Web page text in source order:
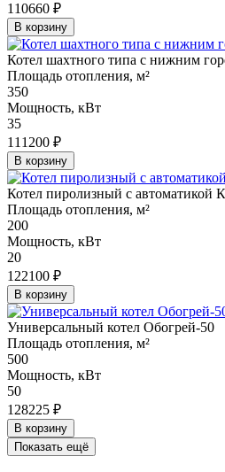
110660 ₽
В корзину
Котел шахтного типа с нижним
Площадь отопления, м²
350
Мощность, кВт
35
111200 ₽
В корзину
Котел пиролизный с автоматикой
Площадь отопления, м²
200
Мощность, кВт
20
122100 ₽
В корзину
Универсальный котел Обогрей-50
Площадь отопления, м²
500
Мощность, кВт
50
128225 ₽
В корзину
Показать ещё